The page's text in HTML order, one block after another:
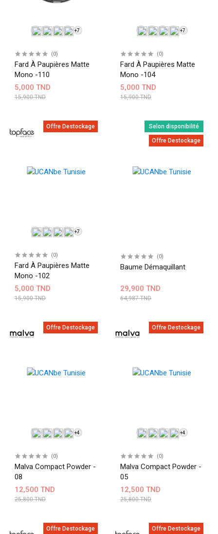
+7
(0)
Fard À Paupières Matte
Mono -110
5,000 TND
15,900 TND
+7
(0)
Fard À Paupières Matte
Mono -104
5,000 TND
15,900 TND
Offre Destockage
+7
(0)
Fard À Paupières Matte
Mono -102
5,000 TND
15,900 TND
Selon disponibilité
Offre Destockage
(0)
Baume Démaquillant
29,900 TND
64,987 TND
Offre Destockage
+4
(0)
Malva Compact Powder -
08
12,500 TND
25,800 TND
Offre Destockage
+4
(0)
Malva Compact Powder -
05
12,500 TND
25,800 TND
Offre Destockage Offre Destockage